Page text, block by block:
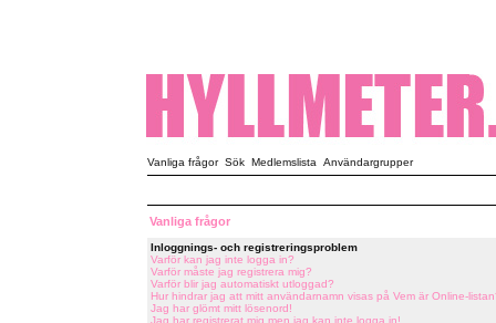
Vanliga frågor Sök Medlemslista Användargrupper
Vanliga frågor
Inloggnings- och registreringsproblem
Varför kan jag inte logga in?
Varför måste jag registrera mig?
Varför blir jag automatiskt utloggad?
Hur hindrar jag att mitt användarnamn visas på Vem är Online-
Jag har glömt mitt lösenord!
Jag har registrerat mig men jag kan inte logga in!